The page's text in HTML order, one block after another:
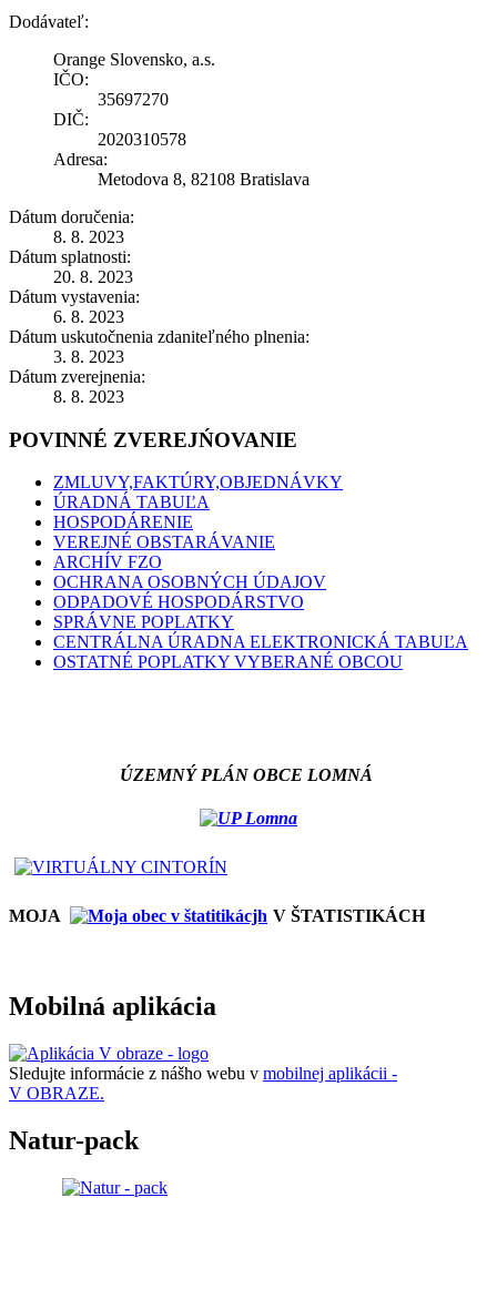
Dodávateľ:
Orange Slovensko, a.s.
IČO:
35697270
DIČ:
2020310578
Adresa:
Metodova 8, 82108 Bratislava
Dátum doručenia:
8. 8. 2023
Dátum splatnosti:
20. 8. 2023
Dátum vystavenia:
6. 8. 2023
Dátum uskutočnenia zdaniteľného plnenia:
3. 8. 2023
Dátum zverejnenia:
8. 8. 2023
POVINNÉ ZVEREJŃOVANIE
ZMLUVY,FAKTÚRY,OBJEDNÁVKY
ÚRADNÁ TABUĽA
HOSPODÁRENIE
VEREJNÉ OBSTARÁVANIE
ARCHÍV FZO
OCHRANA OSOBNÝCH ÚDAJOV
ODPADOVÉ HOSPODÁRSTVO
SPRÁVNE POPLATKY
CENTRÁLNA ÚRADNA ELEKTRONICKÁ TABUĽA
OSTATNÉ POPLATKY VYBERANÉ OBCOU
ÚZEMNÝ PLÁN OBCE LOMNÁ
MOJA V ŠTATISTIKÁCH
Mobilná aplikácia
Sledujte informácie z nášho webu v mobilnej aplikácii -
V OBRAZE.
Natur-pack